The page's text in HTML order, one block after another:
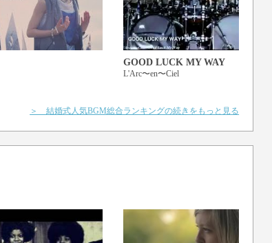
GOOD LUCK MY WAY
L'Arc〜en〜Ciel
＞ 結婚式人気BGM総合ランキングの続きをもっと見る